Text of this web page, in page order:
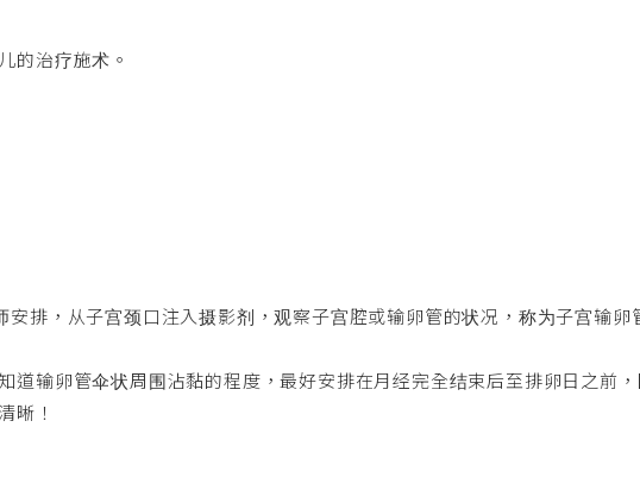
的治疗施术。
排，从子宫颈口注入摄影剂，观察子宫腔或输卵管的状况，称为子宫输卵
道输卵管伞状周围沾黏的程度，最好安排在月经完全结束后至排卵日之前
晰！